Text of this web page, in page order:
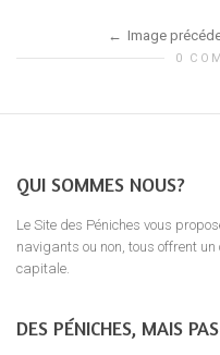
Image
0
QUI SOMMES NOUS?
Le Site des Péniches vous
navigants ou non, tous offrent
capitale.
DES PÉNICHES, MAIS